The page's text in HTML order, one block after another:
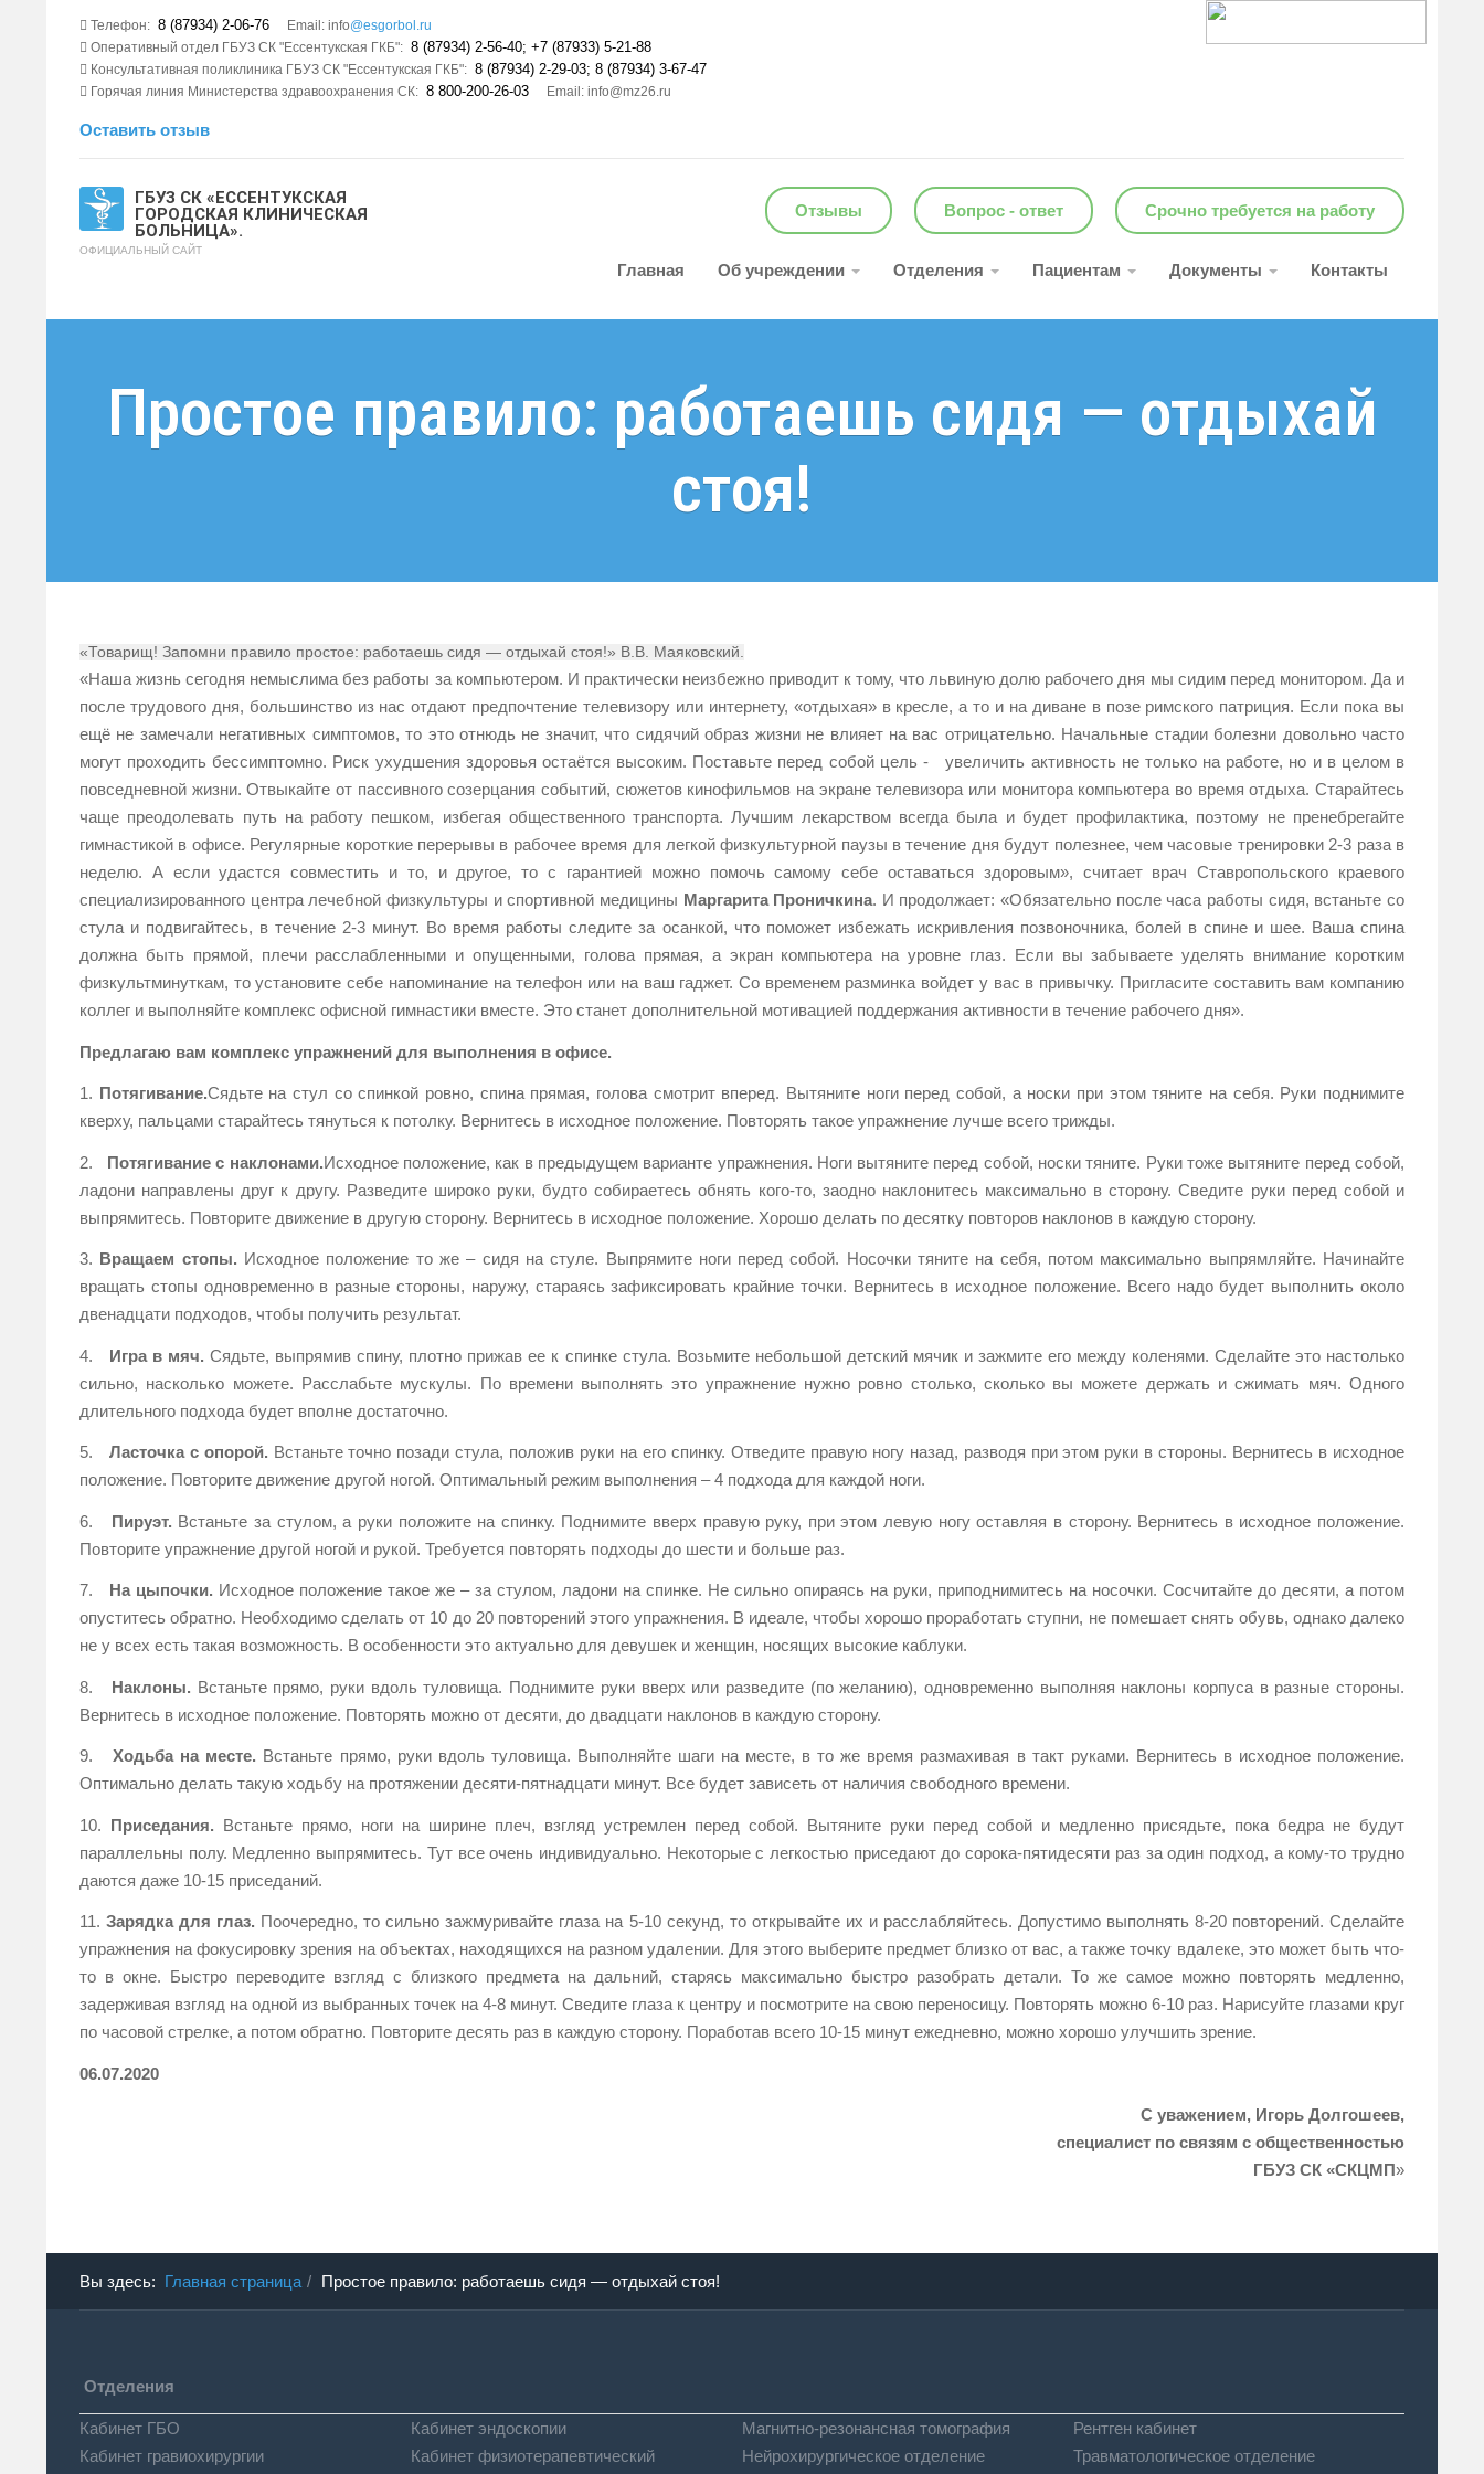
Телефон: 8 (87934) 2-06-76 Email: info@esgorbol.ru
Оперативный отдел ГБУЗ СК "Ессентукская ГКБ": 8 (87934) 2-56-40; +7 (87933) 5-21-88
Консультативная поликлиника ГБУЗ СК "Ессентукская ГКБ": 8 (87934) 2-29-03; 8 (87934) 3-67-47
Горячая линия Министерства здравоохранения СК: 8 800-200-26-03 Email: info@mz26.ru
Оставить отзыв
ГБУЗ СК «ЕССЕНТУКСКАЯ
ГОРОДСКАЯ КЛИНИЧЕСКАЯ
БОЛЬНИЦА».
ОФИЦИАЛЬНЫЙ САЙТ
Отзывы Вопрос - ответ Срочно требуется на работу
Главная Об учреждении Отделения Пациентам Документы Контакты
Простое правило: работаешь сидя — отдыхай
стоя!
«Товарищ! Запомни правило простое: работаешь сидя — отдыхай стоя!» В.В. Маяковский.
«Наша жизнь сегодня немыслима без работы за компьютером. И практически неизбежно приводит к тому, что львиную долю рабочего дня мы сидим перед монитором. Да и
после трудового дня, большинство из нас отдают предпочтение телевизору или интернету, «отдыхая» в кресле, а то и на диване в позе римского патриция. Если пока вы
ещё не замечали негативных симптомов, то это отнюдь не значит, что сидячий образ жизни не влияет на вас отрицательно. Начальные стадии болезни довольно часто
могут проходить бессимптомно. Риск ухудшения здоровья остаётся высоким. Поставьте перед собой цель - увеличить активность не только на работе, но и в целом в
повседневной жизни. Отвыкайте от пассивного созерцания событий, сюжетов кинофильмов на экране телевизора или монитора компьютера во время отдыха. Старайтесь
чаще преодолевать путь на работу пешком, избегая общественного транспорта. Лучшим лекарством всегда была и будет профилактика, поэтому не пренебрегайте
гимнастикой в офисе. Регулярные короткие перерывы в рабочее время для легкой физкультурной паузы в течение дня будут полезнее, чем часовые тренировки 2-3 раза в
неделю. А если удастся совместить и то, и другое, то с гарантией можно помочь самому себе оставаться здоровым», считает врач Ставропольского краевого
специализированного центра лечебной физкультуры и спортивной медицины Маргарита Проничкина. И продолжает: «Обязательно после часа работы сидя, встаньте со
стула и подвигайтесь, в течение 2-3 минут. Во время работы следите за осанкой, что поможет избежать искривления позвоночника, болей в спине и шее. Ваша спина
должна быть прямой, плечи расслабленными и опущенными, голова прямая, а экран компьютера на уровне глаз. Если вы забываете уделять внимание коротким
физкультминуткам, то установите себе напоминание на телефон или на ваш гаджет. Со временем разминка войдет у вас в привычку. Пригласите составить вам компанию
коллег и выполняйте комплекс офисной гимнастики вместе. Это станет дополнительной мотивацией поддержания активности в течение рабочего дня».
Предлагаю вам комплекс упражнений для выполнения в офисе.
1. Потягивание.Сядьте на стул со спинкой ровно, спина прямая, голова смотрит вперед. Вытяните ноги перед собой, а носки при этом тяните на себя. Руки поднимите
кверху, пальцами старайтесь тянуться к потолку. Вернитесь в исходное положение. Повторять такое упражнение лучше всего трижды.
2. Потягивание с наклонами.Исходное положение, как в предыдущем варианте упражнения. Ноги вытяните перед собой, носки тяните. Руки тоже вытяните перед собой,
ладони направлены друг к другу. Разведите широко руки, будто собираетесь обнять кого-то, заодно наклонитесь максимально в сторону. Сведите руки перед собой и
выпрямитесь. Повторите движение в другую сторону. Вернитесь в исходное положение. Хорошо делать по десятку повторов наклонов в каждую сторону.
3. Вращаем стопы. Исходное положение то же – сидя на стуле. Выпрямите ноги перед собой. Носочки тяните на себя, потом максимально выпрямляйте. Начинайте
вращать стопы одновременно в разные стороны, наружу, стараясь зафиксировать крайние точки. Вернитесь в исходное положение. Всего надо будет выполнить около
двенадцати подходов, чтобы получить результат.
4. Игра в мяч. Сядьте, выпрямив спину, плотно прижав ее к спинке стула. Возьмите небольшой детский мячик и зажмите его между коленями. Сделайте это настолько
сильно, насколько можете. Расслабьте мускулы. По времени выполнять это упражнение нужно ровно столько, сколько вы можете держать и сжимать мяч. Одного
длительного подхода будет вполне достаточно.
5. Ласточка с опорой. Встаньте точно позади стула, положив руки на его спинку. Отведите правую ногу назад, разводя при этом руки в стороны. Вернитесь в исходное
положение. Повторите движение другой ногой. Оптимальный режим выполнения – 4 подхода для каждой ноги.
6. Пируэт. Встаньте за стулом, а руки положите на спинку. Поднимите вверх правую руку, при этом левую ногу оставляя в сторону. Вернитесь в исходное положение.
Повторите упражнение другой ногой и рукой. Требуется повторять подходы до шести и больше раз.
7. На цыпочки. Исходное положение такое же – за стулом, ладони на спинке. Не сильно опираясь на руки, приподнимитесь на носочки. Сосчитайте до десяти, а потом
опуститесь обратно. Необходимо сделать от 10 до 20 повторений этого упражнения. В идеале, чтобы хорошо проработать ступни, не помешает снять обувь, однако далеко
не у всех есть такая возможность. В особенности это актуально для девушек и женщин, носящих высокие каблуки.
8. Наклоны. Встаньте прямо, руки вдоль туловища. Поднимите руки вверх или разведите (по желанию), одновременно выполняя наклоны корпуса в разные стороны.
Вернитесь в исходное положение. Повторять можно от десяти, до двадцати наклонов в каждую сторону.
9.Ходьба на месте. Встаньте прямо, руки вдоль туловища. Выполняйте шаги на месте, в то же время размахивая в такт руками. Вернитесь в исходное положение.
Оптимально делать такую ходьбу на протяжении десяти-пятнадцати минут. Все будет зависеть от наличия свободного времени.
10. Приседания. Встаньте прямо, ноги на ширине плеч, взгляд устремлен перед собой. Вытяните руки перед собой и медленно присядьте, пока бедра не будут
параллельны полу. Медленно выпрямитесь. Тут все очень индивидуально. Некоторые с легкостью приседают до сорока-пятидесяти раз за один подход, а кому-то трудно
даются даже 10-15 приседаний.
11.Зарядка для глаз. Поочередно, то сильно зажмуривайте глаза на 5-10 секунд, то открывайте их и расслабляйтесь. Допустимо выполнять 8-20 повторений. Сделайте
упражнения на фокусировку зрения на объектах, находящихся на разном удалении. Для этого выберите предмет близко от вас, а также точку вдалеке, это может быть что-
то в окне. Быстро переводите взгляд с близкого предмета на дальний, старясь максимально быстро разобрать детали. То же самое можно повторять медленно,
задерживая взгляд на одной из выбранных точек на 4-8 минут. Сведите глаза к центру и посмотрите на свою переносицу. Повторять можно 6-10 раз. Нарисуйте глазами круг
по часовой стрелке, а потом обратно. Повторите десять раз в каждую сторону. Поработав всего 10-15 минут ежедневно, можно хорошо улучшить зрение.
06.07.2020
С уважением, Игорь Долгошеев,
специалист по связям с общественностью
ГБУЗ СК «СКЦМП»
Вы здесь: Главная страница Простое правило: работаешь сидя — отдыхай стоя!
Отделения
Кабинет ГБО
Кабинет гравиохирургии
Кабинет эндоскопии
Кабинет физиотерапевтический
Магнитно-резонансная томография
Нейрохирургическое отделение
Рентген кабинет
Травматологическое отделение